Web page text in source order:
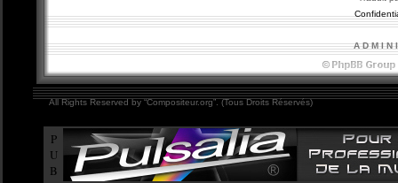
A D M I N
All Rights Reserved by “Compositeur.org”. (Tous Droits Réservés)
P
U
B